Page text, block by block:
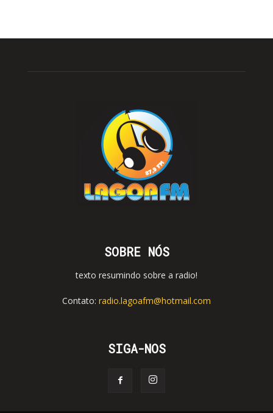
SOBRE NÓS
texto resumindo sobre a radio!
Contato: radio.lagoafm@hotmail.com
SIGA-NOS